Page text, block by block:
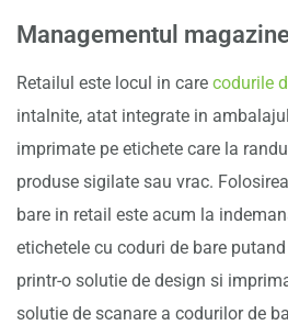
Managementul
Retailul este locul in care codurile
intalnite, atat integrate in
imprimate pe etichete care la
produse sigilate sau vrac.
bare in retail este acum la
etichetele cu coduri de bare
printr-o solutie de design si
solutie de scanare a codurilor de